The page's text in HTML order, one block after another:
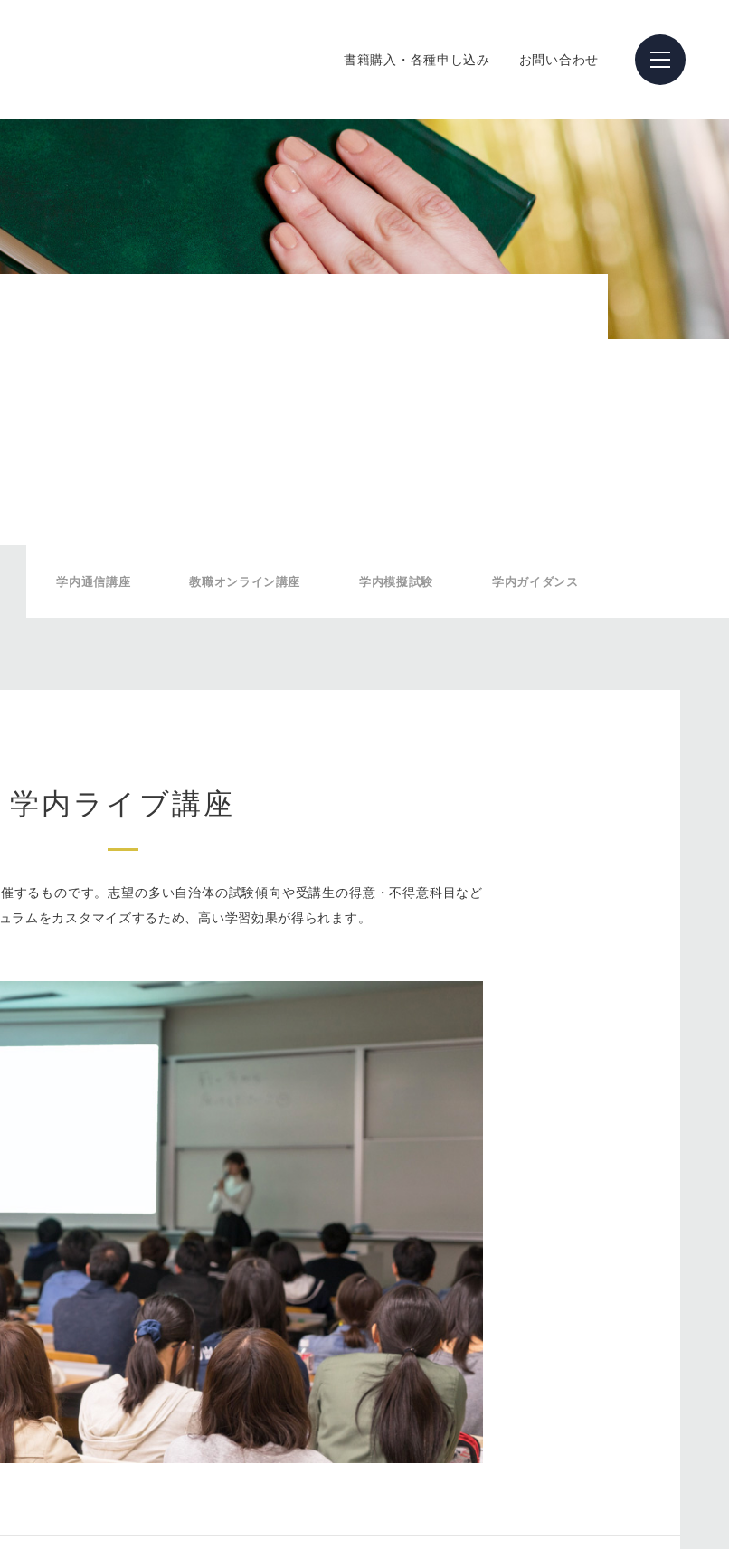
書籍購入・各種申し込み お問い合わせ
学内通信講座 教職オンライン講座 学内模擬試験 学内ガイダンス
学内ライブ講座
するものです。志望の多い自治体の試験傾向や受講生の得意・不得意科目など
ラムをカスタマイズするため、高い学習効果が得られます。